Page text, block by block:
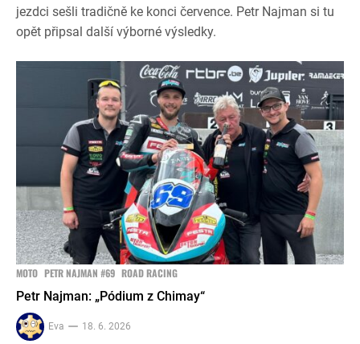
jezdci sešli tradičně ke konci července. Petr Najman si tu
opět připsal další výborné výsledky.
MOTO PETR NAJMAN #69 ROAD RACING
Petr Najman: „Pódium z Chimay“
Eva 18. 6. 2026